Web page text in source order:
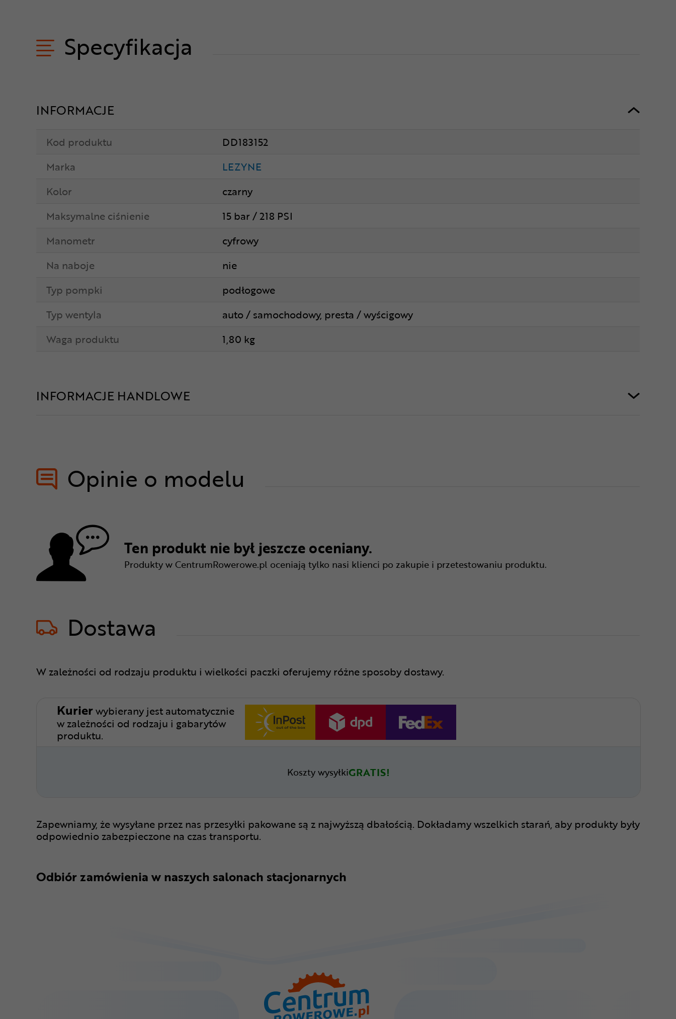
Specyfikacja
INFORMACJE
Kod produktu
DD183152
Marka
LEZYNE
Kolor
czarny
Maksymalne ciśnienie
15 bar / 218 PSI
Manometr
cyfrowy
Na naboje
nie
Typ pompki
podłogowe
Typ wentyla
auto / samochodowy, presta / wyścigowy
Waga produktu
1,80 kg
INFORMACJE HANDLOWE
Opinie o modelu
Ten produkt nie był jeszcze oceniany.
Produkty w CentrumRowerowe.pl oceniają tylko nasi klienci po zakupie i przetestowaniu produktu.
Dostawa
W zależności od rodzaju produktu i wielkości paczki oferujemy różne sposoby dostawy.
Kurierwybierany jest automatycznie
w zależności od rodzaju i gabarytów
produktu.
Koszty wysyłkiGRATIS!
Zapewniamy, że wysyłane przez nas przesyłki pakowane są z najwyższą dbałością. Dokładamy wszelkich starań, aby produkty były
odpowiednio zabezpieczone na czas transportu.
Odbiór zamówienia w naszych salonach stacjonarnych